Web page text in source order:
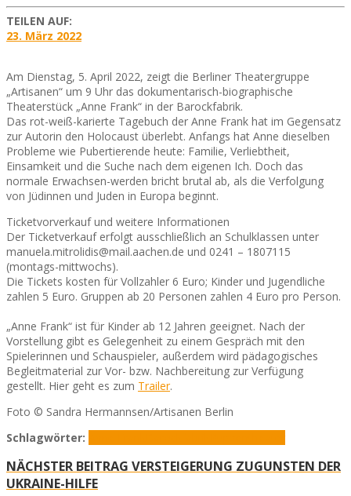
TEILEN AUF:
23. März 2022
Am Dienstag, 5. April 2022, zeigt die Berliner Theatergruppe
„Artisanen“ um 9 Uhr das dokumentarisch-biographische
Theaterstück „Anne Frank“ in der Barockfabrik.
Das rot-weiß-karierte Tagebuch der Anne Frank hat im Gegensatz
zur Autorin den Holocaust überlebt. Anfangs hat Anne dieselben
Probleme wie Pubertierende heute: Familie, Verliebtheit,
Einsamkeit und die Suche nach dem eigenen Ich. Doch das
normale Erwachsen-werden bricht brutal ab, als die Verfolgung
von Jüdinnen und Juden in Europa beginnt.
Ticketvorverkauf und weitere Informationen
Der Ticketverkauf erfolgt ausschließlich an Schulklassen unter
manuela.mitrolidis@mail.aachen.de und 0241 – 1807115
(montags-mittwochs).
Die Tickets kosten für Vollzahler 6 Euro; Kinder und Jugendliche
zahlen 5 Euro. Gruppen ab 20 Personen zahlen 4 Euro pro Person.
„Anne Frank“ ist für Kinder ab 12 Jahren geeignet. Nach der
Vorstellung gibt es Gelegenheit zu einem Gespräch mit den
Spielerinnen und Schauspieler, außerdem wird pädagogisches
Begleitmaterial zur Vor- bzw. Nachbereitung zur Verfügung
gestellt. Hier geht es zum Trailer.
Foto © Sandra Hermannsen/Artisanen Berlin
Schlagwörter:
NÄCHSTER BEITRAG VERSTEIGERUNG ZUGUNSTEN DER
UKRAINE-HILFE